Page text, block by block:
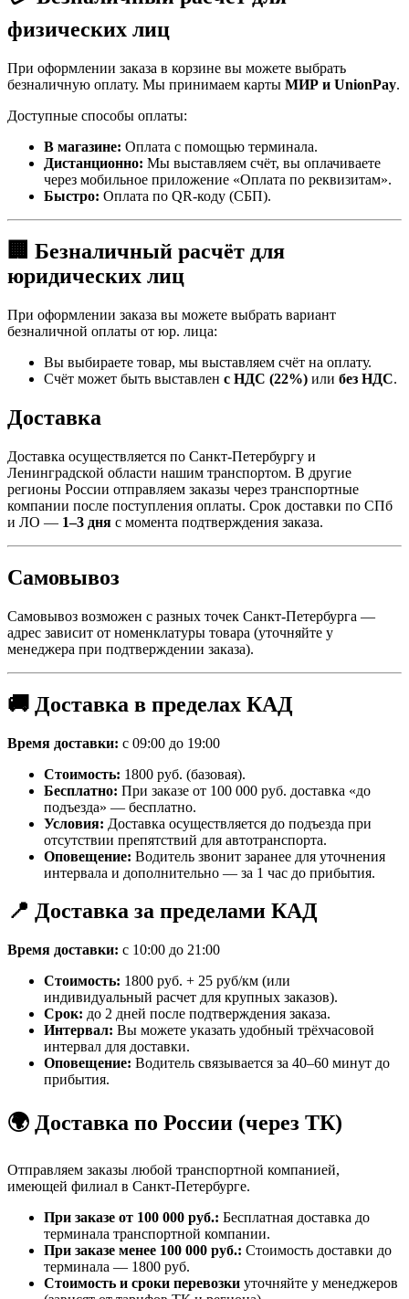
физических лиц
При оформлении заказа в корзине вы можете выбрать
безналичную оплату. Мы принимаем карты МИР и UnionPay.
Доступные способы оплаты:
В магазине: Оплата с помощью терминала.
Дистанционно: Мы выставляем счёт, вы оплачиваете
через мобильное приложение «Оплата по реквизитам».
Быстро: Оплата по QR-коду (СБП).
🏢 Безналичный расчёт для
юридических лиц
При оформлении заказа вы можете выбрать вариант
безналичной оплаты от юр. лица:
Вы выбираете товар, мы выставляем счёт на оплату.
Счёт может быть выставлен с НДС (22%) или без НДС.
Доставка
Доставка осуществляется по Санкт-Петербургу и
Ленинградской области нашим транспортом. В другие
регионы России отправляем заказы через транспортные
компании после поступления оплаты. Срок доставки по СПб
и ЛО — 1–3 дня с момента подтверждения заказа.
Самовывоз
Самовывоз возможен с разных точек Санкт-Петербурга —
адрес зависит от номенклатуры товара (уточняйте у
менеджера при подтверждении заказа).
🚚 Доставка в пределах КАД
Время доставки: с 09:00 до 19:00
Стоимость: 1800 руб. (базовая).
Бесплатно: При заказе от 100 000 руб. доставка «до
подъезда» — бесплатно.
Условия: Доставка осуществляется до подъезда при
отсутствии препятствий для автотранспорта.
Оповещение: Водитель звонит заранее для уточнения
интервала и дополнительно — за 1 час до прибытия.
📍 Доставка за пределами КАД
Время доставки: с 10:00 до 21:00
Стоимость: 1800 руб. + 25 руб/км (или
индивидуальный расчет для крупных заказов).
Срок: до 2 дней после подтверждения заказа.
Интервал: Вы можете указать удобный трёхчасовой
интервал для доставки.
Оповещение: Водитель связывается за 40–60 минут до
прибытия.
🌍 Доставка по России (через ТК)
Отправляем заказы любой транспортной компанией,
имеющей филиал в Санкт-Петербурге.
При заказе от 100 000 руб.: Бесплатная доставка до
терминала транспортной компании.
При заказе менее 100 000 руб.: Стоимость доставки до
терминала — 1800 руб.
Стоимость и сроки перевозки уточняйте у менеджеров